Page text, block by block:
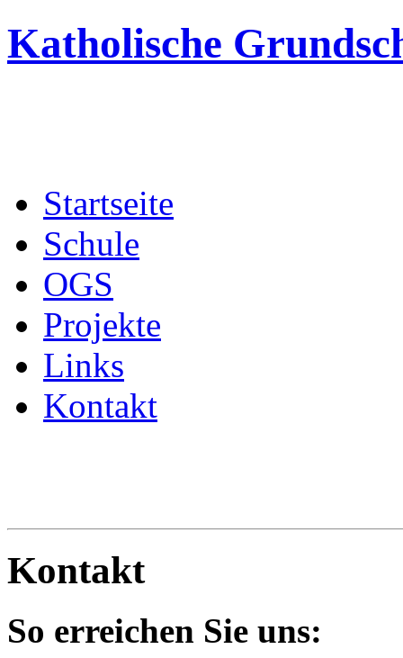
Katholische
Startseite
Schule
OGS
Projekte
Links
Kontakt
Kontakt
So erreichen Sie uns: